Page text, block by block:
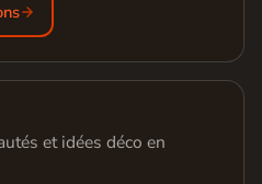
et idées déco en